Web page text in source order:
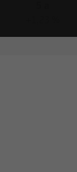
la cui
alla
o una